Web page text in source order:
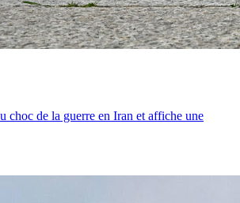
choc de la guerre en Iran et affiche une